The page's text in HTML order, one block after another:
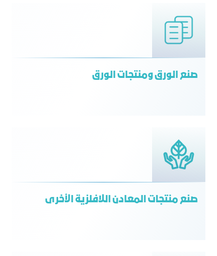
صنع الورق ومنتجات الورق
صنع منتجات المعادن اللافلزية الأخرى